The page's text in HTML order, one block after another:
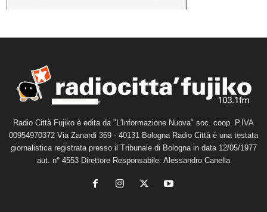
Radio Città Fujiko è edita da "L'Informazione Nuova" soc. coop. P.IVA
00954970372 Via Zanardi 369 - 40131 Bologna Radio Città è una testata
giornalistica registrata presso il Tribunale di Bologna in data 12/05/1977
aut. n° 4553 Direttore Responsabile: Alessandro Canella